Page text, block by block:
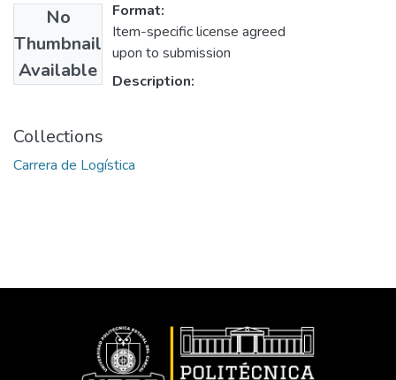
No
Thumbnail
Available
Format:
Item-specific license agreed
upon to submission
Description:
Collections
Carrera de Logística